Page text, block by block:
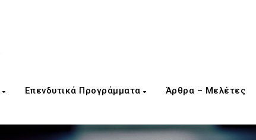
Επενδυτικά Προγράμματα Άρθρα – Μελέτες